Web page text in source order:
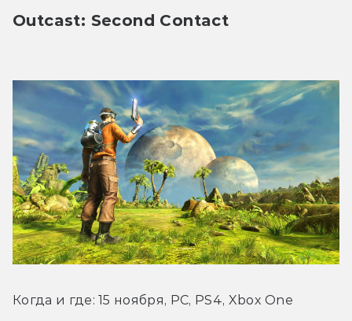
Outcast: Second Contact
Когда и где: 15 ноября, PC, PS4, Xbox One